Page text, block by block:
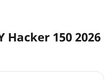
Hacker 150 2026